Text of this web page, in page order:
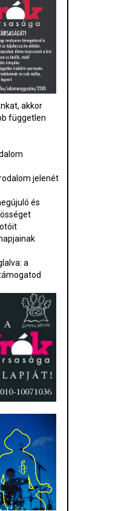
akkor
független
jelenét
és
a